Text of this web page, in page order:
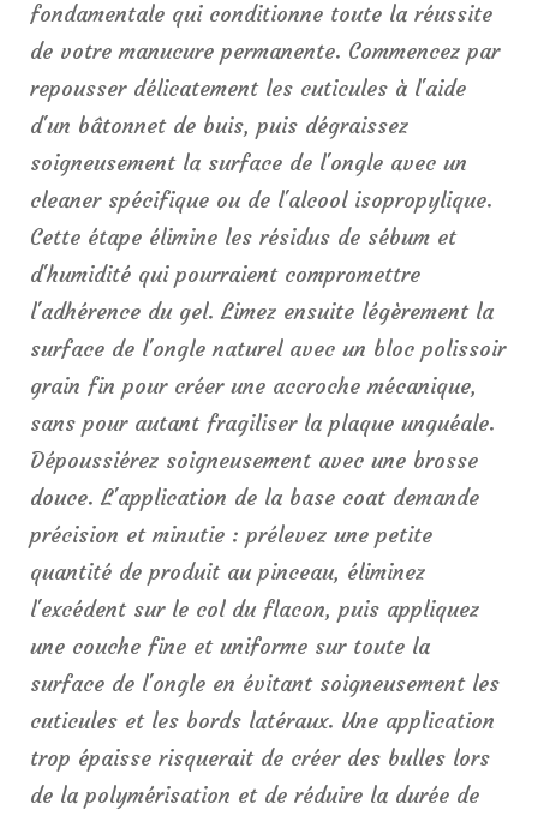
fondamentale qui conditionne toute la réussite
de votre manucure permanente. Commencez par
repousser délicatement les cuticules à l'aide
d'un bâtonnet de buis, puis dégraissez
soigneusement la surface de l'ongle avec un
cleaner spécifique ou de l'alcool isopropylique.
Cette étape élimine les résidus de sébum et
d'humidité qui pourraient compromettre
l'adhérence du gel. Limez ensuite légèrement la
surface de l'ongle naturel avec un bloc polissoir
grain fin pour créer une accroche mécanique,
sans pour autant fragiliser la plaque unguéale.
Dépoussiérez soigneusement avec une brosse
douce. L'application de la base coat demande
précision et minutie : prélevez une petite
quantité de produit au pinceau, éliminez
l'excédent sur le col du flacon, puis appliquez
une couche fine et uniforme sur toute la
surface de l'ongle en évitant soigneusement les
cuticules et les bords latéraux. Une application
trop épaisse risquerait de créer des bulles lors
de la polymérisation et de réduire la durée de